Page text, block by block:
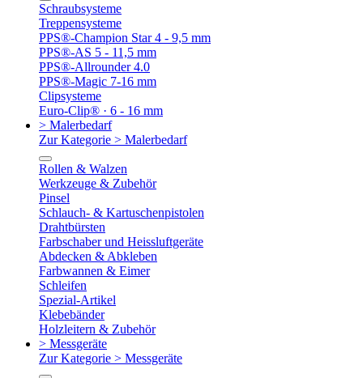
Schraubsysteme
Treppensysteme
PPS®-Champion Star 4 - 9,5 mm
PPS®-AS 5 - 11,5 mm
PPS®-Allrounder 4.0
PPS®-Magic 7-16 mm
Clipsysteme
Euro-Clip® · 6 - 16 mm
> Malerbedarf
Zur Kategorie > Malerbedarf
Rollen & Walzen
Werkzeuge & Zubehör
Pinsel
Schlauch- & Kartuschenpistolen
Drahtbürsten
Farbschaber und Heissluftgeräte
Abdecken & Abkleben
Farbwannen & Eimer
Schleifen
Spezial-Artikel
Klebebänder
Holzleitern & Zubehör
> Messgeräte
Zur Kategorie > Messgeräte